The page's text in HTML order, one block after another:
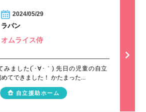
2024/05/29
ラパン
オムライス侍
みました(´･∀･｀) 先日の児童の自立
てできました！ かたまった...
自立援助ホーム